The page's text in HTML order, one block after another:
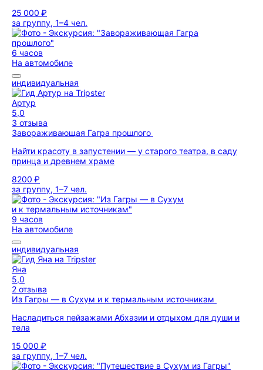
25 000 ₽
за группу, 1–4 чел.
6 часов
На автомобиле
индивидуальная
Артур
5,0
3 отзыва
Завораживающая Гагра прошлого
Найти красоту в запустении — у старого театра, в саду
принца и древнем храме
8200 ₽
за группу, 1–7 чел.
9 часов
На автомобиле
индивидуальная
Яна
5,0
2 отзыва
Из Гагры — в Сухум и к термальным источникам
Насладиться пейзажами Абхазии и отдыхом для души и
тела
15 000 ₽
за группу, 1–7 чел.